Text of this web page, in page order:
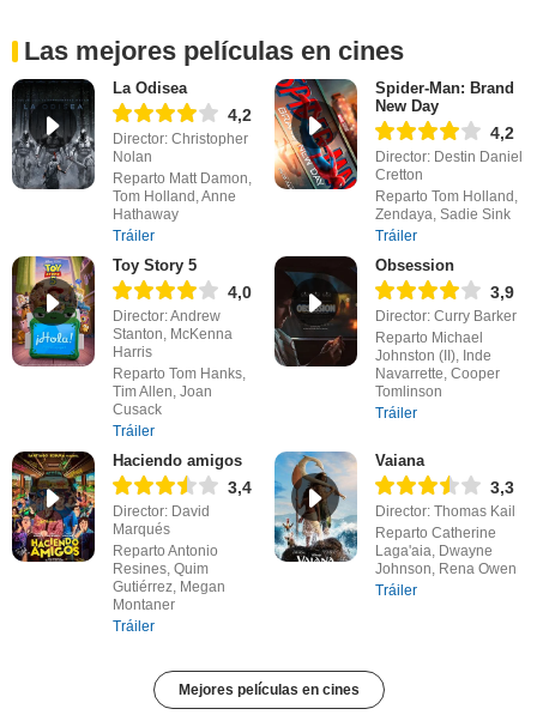
Las mejores películas en cines
La Odisea
4,2
Director: Christopher
Nolan
Reparto Matt Damon,
Tom Holland, Anne
Hathaway
Tráiler
Spider-Man: Brand
New Day
4,2
Director: Destin Daniel
Cretton
Reparto Tom Holland,
Zendaya, Sadie Sink
Tráiler
Toy Story 5
4,0
Director: Andrew
Stanton, McKenna
Harris
Reparto Tom Hanks,
Tim Allen, Joan
Cusack
Tráiler
Obsession
3,9
Director: Curry Barker
Reparto Michael
Johnston (II), Inde
Navarrette, Cooper
Tomlinson
Tráiler
Haciendo amigos
3,4
Director: David
Marqués
Reparto Antonio
Resines, Quim
Gutiérrez, Megan
Montaner
Tráiler
Vaiana
3,3
Director: Thomas Kail
Reparto Catherine
Laga'aia, Dwayne
Johnson, Rena Owen
Tráiler
Mejores películas en cines